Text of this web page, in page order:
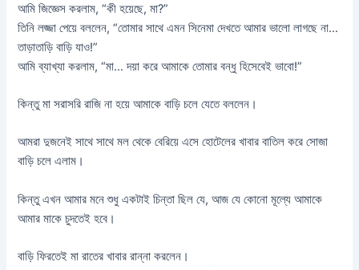
আমি জিজ্ঞেস করলাম, “কী হয়েছে, মা?”
তিনি লজ্জা পেয়ে বললেন, “তোমার সাথে এমন সিনেমা দেখতে আমার ভালো লাগছে না…
তাড়াতাড়ি বাড়ি যাও!”
আমি ব্যাখ্যা করলাম, “মা… দয়া করে আমাকে তোমার বন্ধু হিসেবেই ভাবো!”
কিন্তু মা সরাসরি রাজি না হয়ে আমাকে বাড়ি চলে যেতে বললেন।
আমরা দুজনেই সাথে সাথে মল থেকে বেরিয়ে এসে হোটেলের খাবার বাতিল করে সোজা
বাড়ি চলে এলাম।
কিন্তু এখন আমার মনে শুধু একটাই চিন্তা ছিল যে, আজ যে কোনো মূল্যে আমাকে
আমার মাকে চুদতেই হবে।
বাড়ি ফিরতেই মা রাতের খাবার রান্না করলেন।